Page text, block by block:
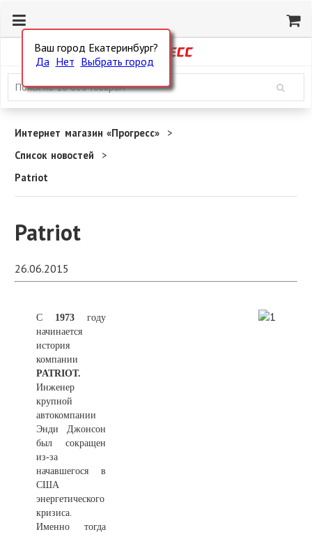
Ваш город Екатеринбург?
Да Нет Выбрать город
Интернет магазин «Прогресс»
Список новостей
Patriot
Patriot
26.06.2015
С 1973 году
начинается
история
компании
PATRIOT.
Инженер
крупной
автокомпании
Энди Джонсон
был сокращен
из-за
начавшегося в
США
энергетического
кризиса.
Именно тогда